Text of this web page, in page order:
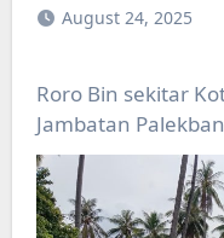
August 24, 2025
Roro Bin sekitar Kota Bharu untuk projek
Jambatan